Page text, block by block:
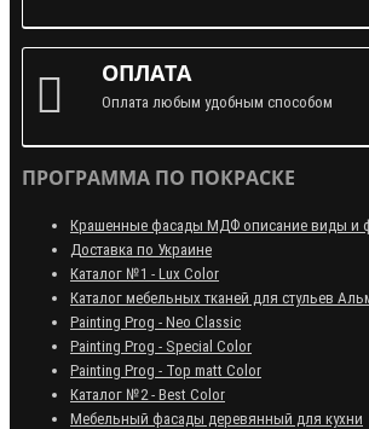
ОПЛАТА
Оплата любым удобным способом
ПРОГРАММА ПО ПОКРАСКЕ
Крашенные фасады МДФ описание виды и
Доставка по Украине
Каталог №1 - Lux Color
Каталог мебельных тканей для стульев
Painting Prog - Neo Classiс
Painting Prog - Special Color
Painting Prog - Top matt Color
Каталог №2 - Best Color
Мебельный фасады деревянный для кухни